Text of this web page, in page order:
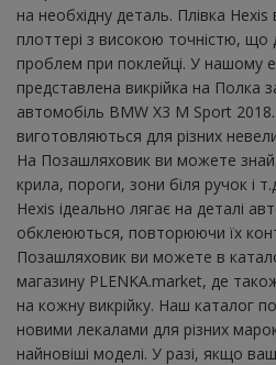
на необхідну деталь. Плівка
плоттері з високою точністю, що
проблем при поклейці. У нашому
представлена ​​викрійка на Полка
автомобіль BMW X3 M Sport 2018.
виготовляються для різних
На Позашляховик ви можете
крила, пороги, зони біля ручок і
Hexis ідеально лягає на деталі
обклеюються, повторюючи їх
Позашляховик ви можете в
магазину PLENKA.market, де
на кожну викрійку. Наш каталог
новими лекалами для різних
найновіші моделі. У разі, якщо